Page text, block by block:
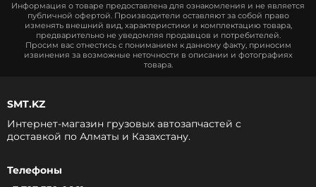
Информация о товаре предоставлена для ознакомления и не является
публичной офертой. Производители оставляют за собой право
изменять внешний вид, характеристики и комплектацию товара,
предварительно не уведомляя продавцов и потребителей.
Просим вас отнестись с пониманием к данному факту, приносим
извинения за возможные неточности в описании и фотографиях
товара.
SMT.KZ
Интернет-магазин грузовых автозапчастей c
доставкой по Алматы и Казахстану.
Телефоны